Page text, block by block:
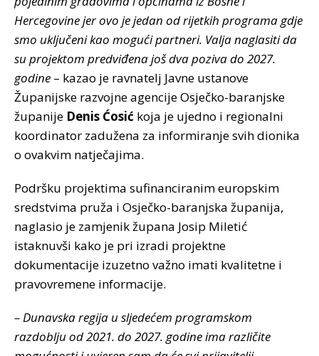
Hercegovine jer ovo je jedan od rijetkih programa gdje
smo uključeni kao mogući partneri. Valja naglasiti da
su projektom predviđena još dva poziva do 2027.
godine – kazao je ravnatelj Javne ustanove
Županijske razvojne agencije Osječko-baranjske
županije Denis Ćosić koja je ujedno i regionalni
koordinator zadužena za informiranje svih dionika
o ovakvim natječajima.
Podršku projektima sufinanciranim europskim
sredstvima pruža i Osječko-baranjska županija,
naglasio je zamjenik župana Josip Miletić
istaknuvši kako je pri izradi projektne
dokumentacije izuzetno važno imati kvalitetne i
pravovremene informacije.
– Dunavska regija u sljedećem programskom
razdoblju od 2021. do 2027. godine ima različite